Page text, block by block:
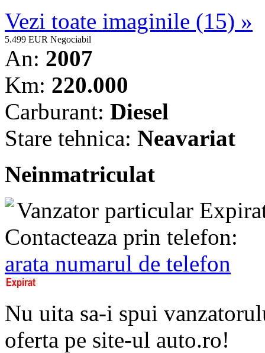
Vezi toate imaginile (15) »
5.499 EUR Negociabil
An: 2007
Km: 220.000
Carburant: Diesel
Stare tehnica: Neavariat
Neinmatriculat
Vanzator particular
Contacteaza prin telefon:
arata numarul de telefon
Nu uita sa-i spui
oferta pe site-ul auto.ro!